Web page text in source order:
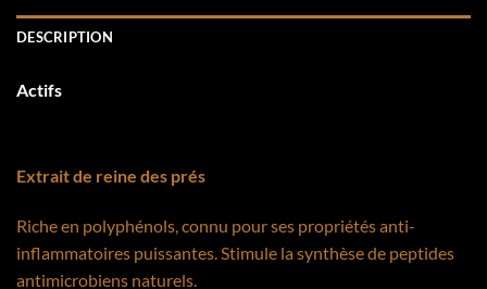
DESCRIPTION
Actifs
Extrait de reine des prés
Riche en polyphénols, connu pour ses propriétés anti-
inflammatoires puissantes. Stimule la synthèse de peptides
antimicrobiens naturels.